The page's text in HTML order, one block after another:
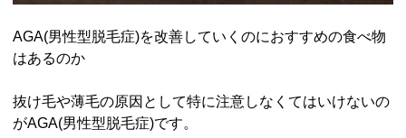
AGA(男性型脱毛症)を改善していくのにおすすめの食べ物
はあるのか
抜け毛や薄毛の原因として特に注意しなくてはいけないの
がAGA(男性型脱毛症)です。